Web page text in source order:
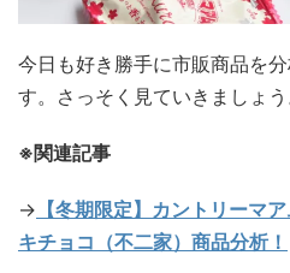
今日も好き勝手に市販商品を
す。さっそく見ていきましょう
※関連記事
→ 【冬期限定】カントリーマ
キチョコ（不二家）商品分析！